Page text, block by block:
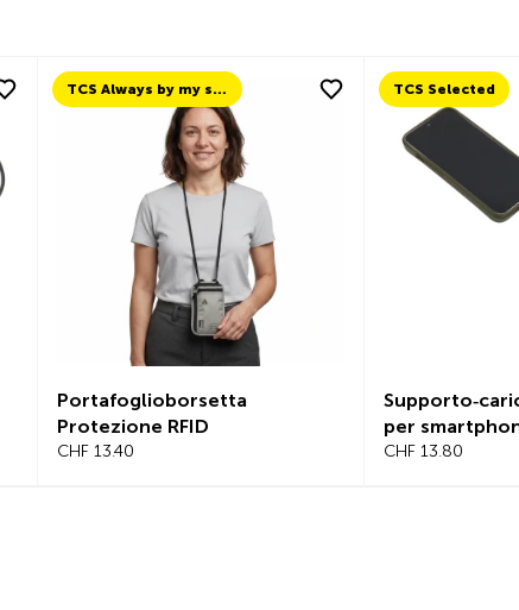
TCS Always by my side
RFID
TCS Selected
Supporto‑caricatore USB‑C
per smartphone 30 cm